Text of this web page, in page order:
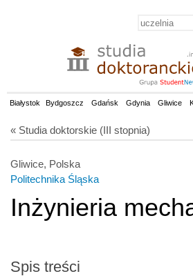
Białystok Bydgoszcz Gdańsk Gdynia Gliwice
« Studia doktorskie (III stopnia)
Gliwice, Polska
Politechnika Śląska
Inżynieria
Spis treści